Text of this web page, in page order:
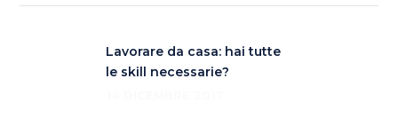
Lavorare da casa: hai tutte
le skill necessarie?